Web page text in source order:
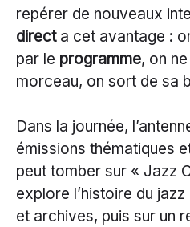
repérer de nouveaux
directa cet avantage :
par le programme, on
morceau, on sort de sa
Dans la journée,
émissions thématiques
peut tomber sur « Jazz
explore l’histoire du
et archives, puis sur un